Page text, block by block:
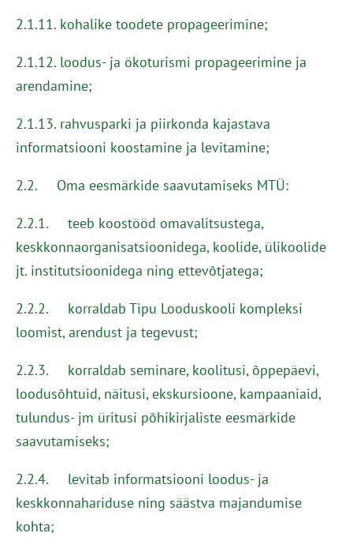
2.1.11. kohalike toodete propageerimine;
2.1.12. loodus- ja ökoturismi propageerimine ja
arendamine;
2.1.13. rahvusparki ja piirkonda kajastava
informatsiooni koostamine ja levitamine;
2.2. Oma eesmärkide saavutamiseks MTÜ:
2.2.1. teeb koostööd omavalitsustega,
keskkonnaorganisatsioonidega, koolide, ülikoolide
jt. institutsioonidega ning ettevõtjatega;
2.2.2. korraldab Tipu Looduskooli kompleksi
loomist, arendust ja tegevust;
2.2.3. korraldab seminare, koolitusi, õppepäevi,
loodusõhtuid, näitusi, ekskursioone, kampaaniaid,
tulundus- jm üritusi põhikirjaliste eesmärkide
saavutamiseks;
2.2.4. levitab informatsiooni loodus- ja
keskkonnahariduse ning säästva majandumise
kohta;